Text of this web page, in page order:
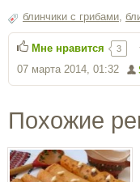
блинчики с грибами
07 марта 2014, 01:32
Мне нравится 3
Похожие